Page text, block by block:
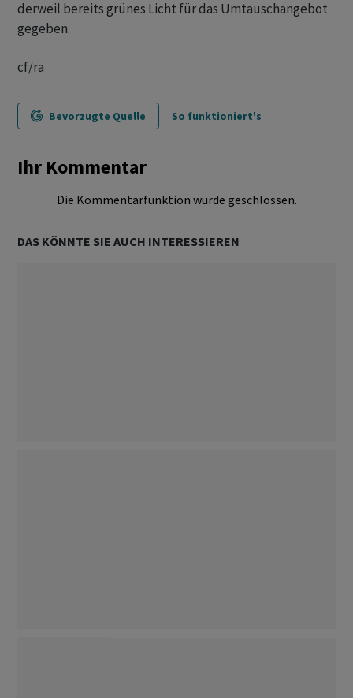
derweil bereits grünes Licht für das Umtauschangebot
gegeben.
cf/ra
Bevorzugte Quelle So funktioniert's
Ihr Kommentar
Die Kommentarfunktion wurde geschlossen.
DAS KÖNNTE SIE AUCH INTERESSIEREN